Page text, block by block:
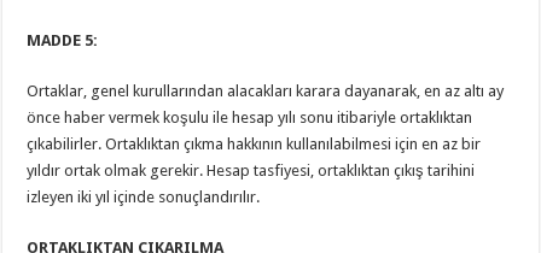
MADDE 5:
Ortaklar, genel kurullarından alacakları karara dayanarak, en az altı ay
önce haber vermek koşulu ile hesap yılı sonu itibariyle ortaklıktan
çıkabilirler. Ortaklıktan çıkma hakkının kullanılabilmesi için en az bir
yıldır ortak olmak gerekir. Hesap tasfiyesi, ortaklıktan çıkış tarihini
izleyen iki yıl içinde sonuçlandırılır.
ORTAKLIKTAN ÇIKARILMA